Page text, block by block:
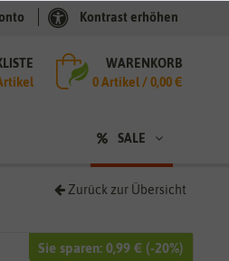
Kontrast erhöhen
WARENKORB
0Artikel /0,00 €
SALE
Zurück zur Übersicht
Sie sparen: 0,99 € (-20%)